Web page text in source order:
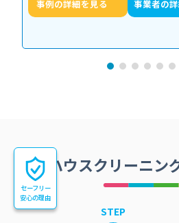
事例の詳細を見る 事業者の
ハウスクリーニン
STEP
セーフリー
安心の理由